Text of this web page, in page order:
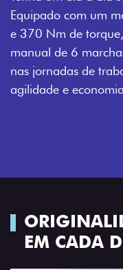
Equipado com um
e 370 Nm de
manual de 6
nas jornadas de
agilidade e
EM CADA